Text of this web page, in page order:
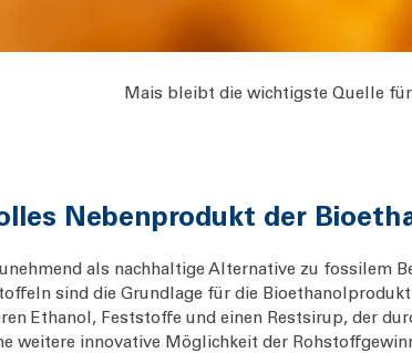
Mais bleibt die wichtigste Quelle
Nebenprodukt der
als nachhaltige Alternative zu fossilem
sind die Grundlage für die
Ethanol, Feststoffe und einen Restsirup, der
weitere innovative Möglichkeit der